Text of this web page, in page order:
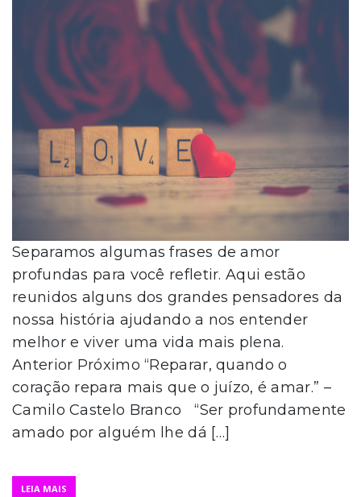
Separamos algumas frases de amor
profundas para você refletir. Aqui estão
reunidos alguns dos grandes pensadores da
nossa história ajudando a nos entender
melhor e viver uma vida mais plena.
Anterior Próximo “Reparar, quando o
coração repara mais que o juízo, é amar.” –
Camilo Castelo Branco “Ser profundamente
amado por alguém lhe dá […]
LEIA MAIS